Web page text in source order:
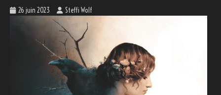
26 juin 2023 Steffi Wolf